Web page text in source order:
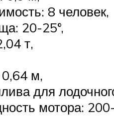
8 человек,
20-25°,
т,
м,
для
мотора: